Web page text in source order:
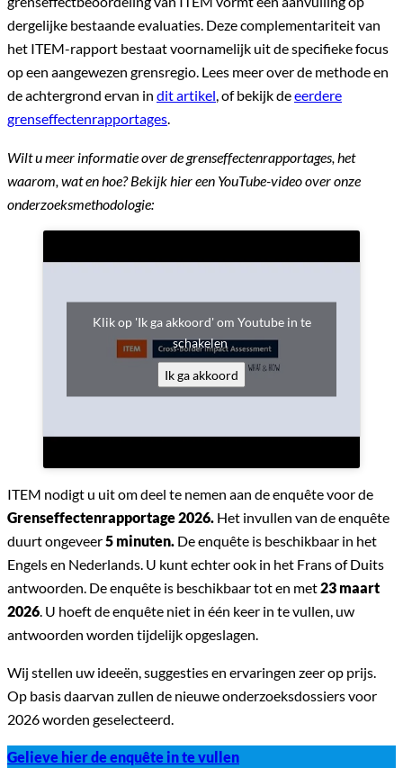
dergelijke bestaande evaluaties. Deze complementariteit van
het ITEM-rapport bestaat voornamelijk uit de specifieke focus
op een aangewezen grensregio. Lees meer over de methode en
de achtergrond ervan in dit artikel, of bekijk deeerdere
grenseffectenrapportages.
Wilt u meer informatie over de grenseffectenrapportages, het
waarom, wat en hoe? Bekijk hier een YouTube-video over onze
onderzoeksmethodologie:
Klik op 'Ik ga akkoord' om Youtube in te
schakelen
Ik ga akkoord
ITEM nodigt u uit om deel te nemen aan de enquête voor de
Grenseffectenrapportage 2026. Het invullen van de enquête
duurt ongeveer5 minuten. De enquête is beschikbaar in het
Engels en Nederlands. U kunt echter ook in het Frans of Duits
antwoorden. De enquête is beschikbaar tot en met23 maart
2026. U hoeft de enquête niet in één keer in te vullen, uw
antwoorden worden tijdelijk opgeslagen.
Wij stellen uw ideeën, suggesties en ervaringen zeer op prijs.
Op basis daarvan zullen de nieuwe onderzoeksdossiers voor
2026 worden geselecteerd.
Gelieve hier de enquête in te vullen